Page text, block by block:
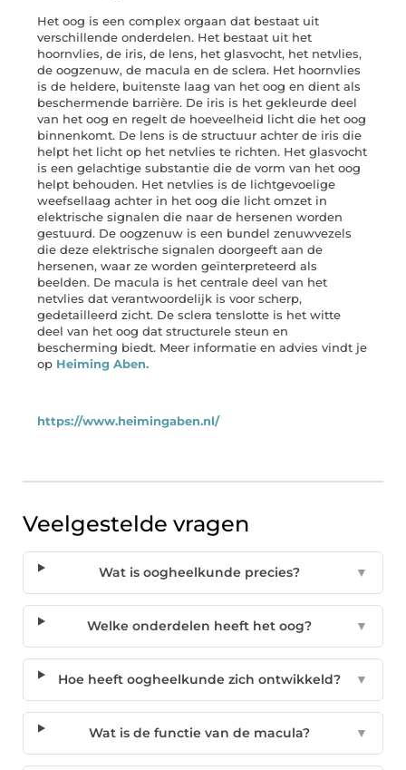
Het oog is een complex orgaan dat bestaat uit
verschillende onderdelen. Het bestaat uit het
hoornvlies, de iris, de lens, het glasvocht, het netvlies,
de oogzenuw, de macula en de sclera. Het hoornvlies
is de heldere, buitenste laag van het oog en dient als
beschermende barrière. De iris is het gekleurde deel
van het oog en regelt de hoeveelheid licht die het oog
binnenkomt. De lens is de structuur achter de iris die
helpt het licht op het netvlies te richten. Het glasvocht
is een gelachtige substantie die de vorm van het oog
helpt behouden. Het netvlies is de lichtgevoelige
weefsellaag achter in het oog die licht omzet in
elektrische signalen die naar de hersenen worden
gestuurd. De oogzenuw is een bundel zenuwvezels
die deze elektrische signalen doorgeeft aan de
hersenen, waar ze worden geïnterpreteerd als
beelden. De macula is het centrale deel van het
netvlies dat verantwoordelijk is voor scherp,
gedetailleerd zicht. De sclera tenslotte is het witte
deel van het oog dat structurele steun en
bescherming biedt. Meer informatie en advies vindt je
op Heiming Aben.
https://www.heimingaben.nl/
Veelgestelde vragen
Wat is oogheelkunde precies? ▼
Welke onderdelen heeft het oog? ▼
Hoe heeft oogheelkunde zich ontwikkeld? ▼
Wat is de functie van de macula? ▼